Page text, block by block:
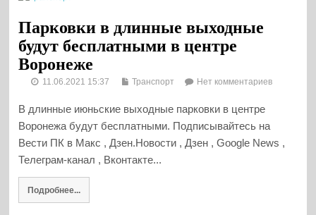
Парковки в длинные выходные
будут бесплатными в центре
Воронеже
11.06.2021 15:37 Транспорт Нет комментариев
В длинные июньские выходные парковки в центре
Воронежа будут бесплатными. Подписывайтесь на
Вести ПК в Макс , Дзен.Новости , Дзен , Google News ,
Телеграм-канал , Вконтакте...
Подробнее...